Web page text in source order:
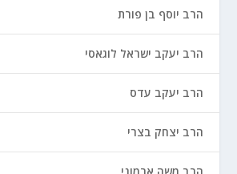
הרב יוסף בן פורת
הרב יעקב ישראל לוגאסי
הרב יעקב עדס
הרב יצחק בצרי
הרב משה ארמוני